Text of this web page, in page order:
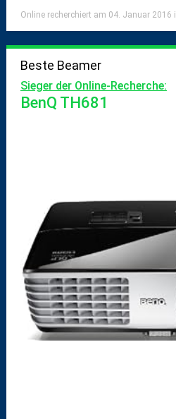
Online recherchiert am 04. Januar 2016
Beste Beamer
Sieger der Online-Recherche:
BenQ TH681